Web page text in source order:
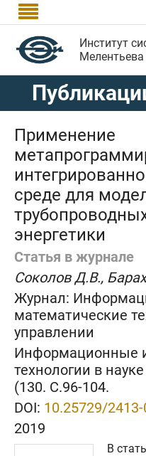

Институт
Мелентьева
Применение
среде для
энергетики
Статья в журнале
Соколов Д.В.,
Журнал:
математические
управлении
Информационные
технологии в
(130. C.96-104.
DOI: 10.25729/
2019
В